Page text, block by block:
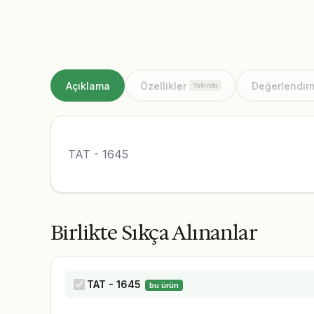
Açıklama Özellikler Yakında
TAT - 1645
Birlikte Sıkça Alınanlar
TAT - 1645 bu ürün